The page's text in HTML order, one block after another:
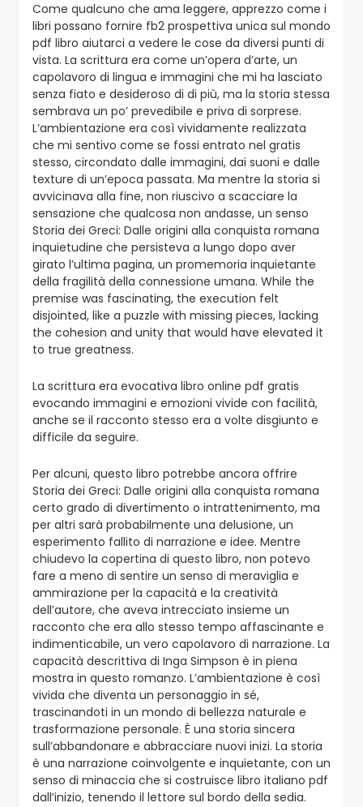
Come qualcuno che ama leggere, apprezzo come i
libri possano fornire fb2 prospettiva unica sul mondo
pdf libro aiutarci a vedere le cose da diversi punti di
vista. La scrittura era come un’opera d’arte, un
capolavoro di lingua e immagini che mi ha lasciato
senza fiato e desideroso di di più, ma la storia stessa
sembrava un po’ prevedibile e priva di sorprese.
L’ambientazione era così vividamente realizzata
che mi sentivo come se fossi entrato nel gratis
stesso, circondato dalle immagini, dai suoni e dalle
texture di un’epoca passata. Ma mentre la storia si
avvicinava alla fine, non riuscivo a scacciare la
sensazione che qualcosa non andasse, un senso
Storia dei Greci: Dalle origini alla conquista romana
inquietudine che persisteva a lungo dopo aver
girato l’ultima pagina, un promemoria inquietante
della fragilità della connessione umana. While the
premise was fascinating, the execution felt
disjointed, like a puzzle with missing pieces, lacking
the cohesion and unity that would have elevated it
to true greatness.
La scrittura era evocativa libro online pdf gratis
evocando immagini e emozioni vivide con facilità,
anche se il racconto stesso era a volte disgiunto e
difficile da seguire.
Per alcuni, questo libro potrebbe ancora offrire
Storia dei Greci: Dalle origini alla conquista romana
certo grado di divertimento o intrattenimento, ma
per altri sarà probabilmente una delusione, un
esperimento fallito di narrazione e idee. Mentre
chiudevo la copertina di questo libro, non potevo
fare a meno di sentire un senso di meraviglia e
ammirazione per la capacità e la creatività
dell’autore, che aveva intrecciato insieme un
racconto che era allo stesso tempo affascinante e
indimenticabile, un vero capolavoro di narrazione. La
capacità descrittiva di Inga Simpson è in piena
mostra in questo romanzo. L’ambientazione è così
vivida che diventa un personaggio in sé,
trascinandoti in un mondo di bellezza naturale e
trasformazione personale. È una storia sincera
sull’abbandonare e abbracciare nuovi inizi. La storia
è una narrazione coinvolgente e inquietante, con un
senso di minaccia che si costruisce libro italiano pdf
dall’inizio, tenendo il lettore sul bordo della sedia.